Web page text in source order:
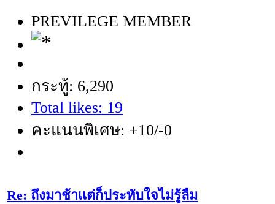
PREVILEGE MEMBER
กระทู้: 6,290
Total likes: 19
คะแนนพิเศษ: +10/-0
Re: ถึงมาช้าเเต่ก็ประทับใจไม่รู้ลืม